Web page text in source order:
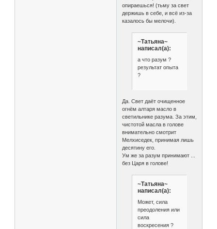
опираешься! (тьму за свет
держишь в себе, и всё из-за
казалось бы мелочи).
~Татьяна~
написал(а):
а что разум ?
результат опыта
?
Да. Свет даёт очищенное
огнём алтаря масло в
светильнике разума. За этим,
чистотой масла в голове
внимательно смотрит
Мелхиседек, принимая лишь
десятину его.
Ум же за разум принимают ...
без Царя в голове!
~Татьяна~
написал(а):
Может, сила
преодоления или
сила
воскресения ?